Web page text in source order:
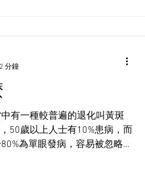
有一種較普遍的退化叫黃斑
50歲以上人士有10%患病，而
為單眼發病，容易被忽略。
分鐘